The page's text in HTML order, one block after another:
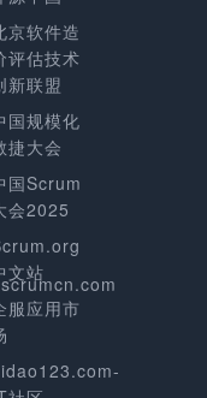
京软件造
评估技术
新联盟
国规模化
捷大会
国Scrum
会2025
文站
服应用市